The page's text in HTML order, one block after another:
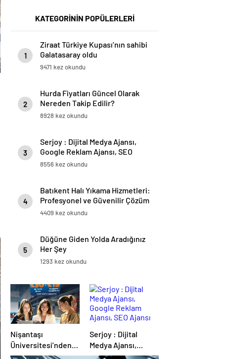
KATEGORİNİN POPÜLERLERİ
1
Ziraat Türkiye Kupası’nın sahibi
Galatasaray oldu
9471 kez okundu
2
Hurda Fiyatları Güncel Olarak
Nereden Takip Edilir?
8928 kez okundu
3
Serjoy : Dijital Medya Ajansı,
Google Reklam Ajansı, SEO
Ajansı ve Web Tasarım Ajansı
8556 kez okundu
4
Batıkent Halı Yıkama Hizmetleri:
Profesyonel ve Güvenilir Çözüm
4409 kez okundu
5
Düğüne Giden Yolda Aradığınız
Her Şey
1293 kez okundu
Nişantaşı
Üniversitesi’nden
2026 YKS
Serjoy : Dijital
Medya Ajansı,
Google Reklam